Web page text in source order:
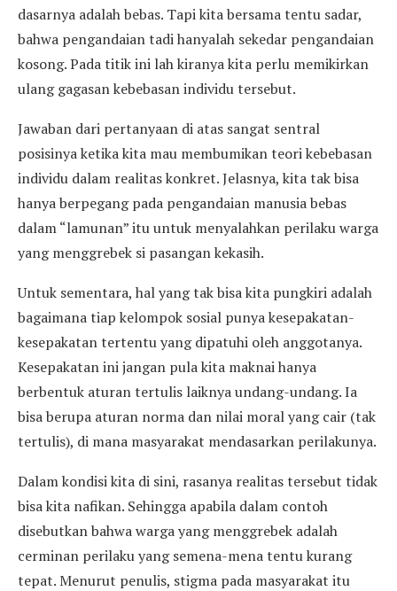
dasarnya adalah bebas. Tapi kita bersama tentu sadar,
bahwa pengandaian tadi hanyalah sekedar pengandaian
kosong. Pada titik ini lah kiranya kita perlu memikirkan
ulang gagasan kebebasan individu tersebut.
Jawaban dari pertanyaan di atas sangat sentral
posisinya ketika kita mau membumikan teori kebebasan
individu dalam realitas konkret. Jelasnya, kita tak bisa
hanya berpegang pada pengandaian manusia bebas
dalam “lamunan” itu untuk menyalahkan perilaku warga
yang menggrebek si pasangan kekasih.
Untuk sementara, hal yang tak bisa kita pungkiri adalah
bagaimana tiap kelompok sosial punya kesepakatan-
kesepakatan tertentu yang dipatuhi oleh anggotanya.
Kesepakatan ini jangan pula kita maknai hanya
berbentuk aturan tertulis laiknya undang-undang. Ia
bisa berupa aturan norma dan nilai moral yang cair (tak
tertulis), di mana masyarakat mendasarkan perilakunya.
Dalam kondisi kita di sini, rasanya realitas tersebut tidak
bisa kita nafikan. Sehingga apabila dalam contoh
disebutkan bahwa warga yang menggrebek adalah
cerminan perilaku yang semena-mena tentu kurang
tepat. Menurut penulis, stigma pada masyarakat itu